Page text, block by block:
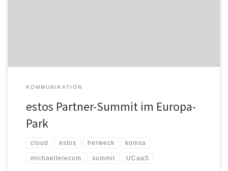
KOMMUNIKATION
estos Partner-Summit im Europa-
Park
cloud estos herweck komsa
michaeltelecom summit UCaaS